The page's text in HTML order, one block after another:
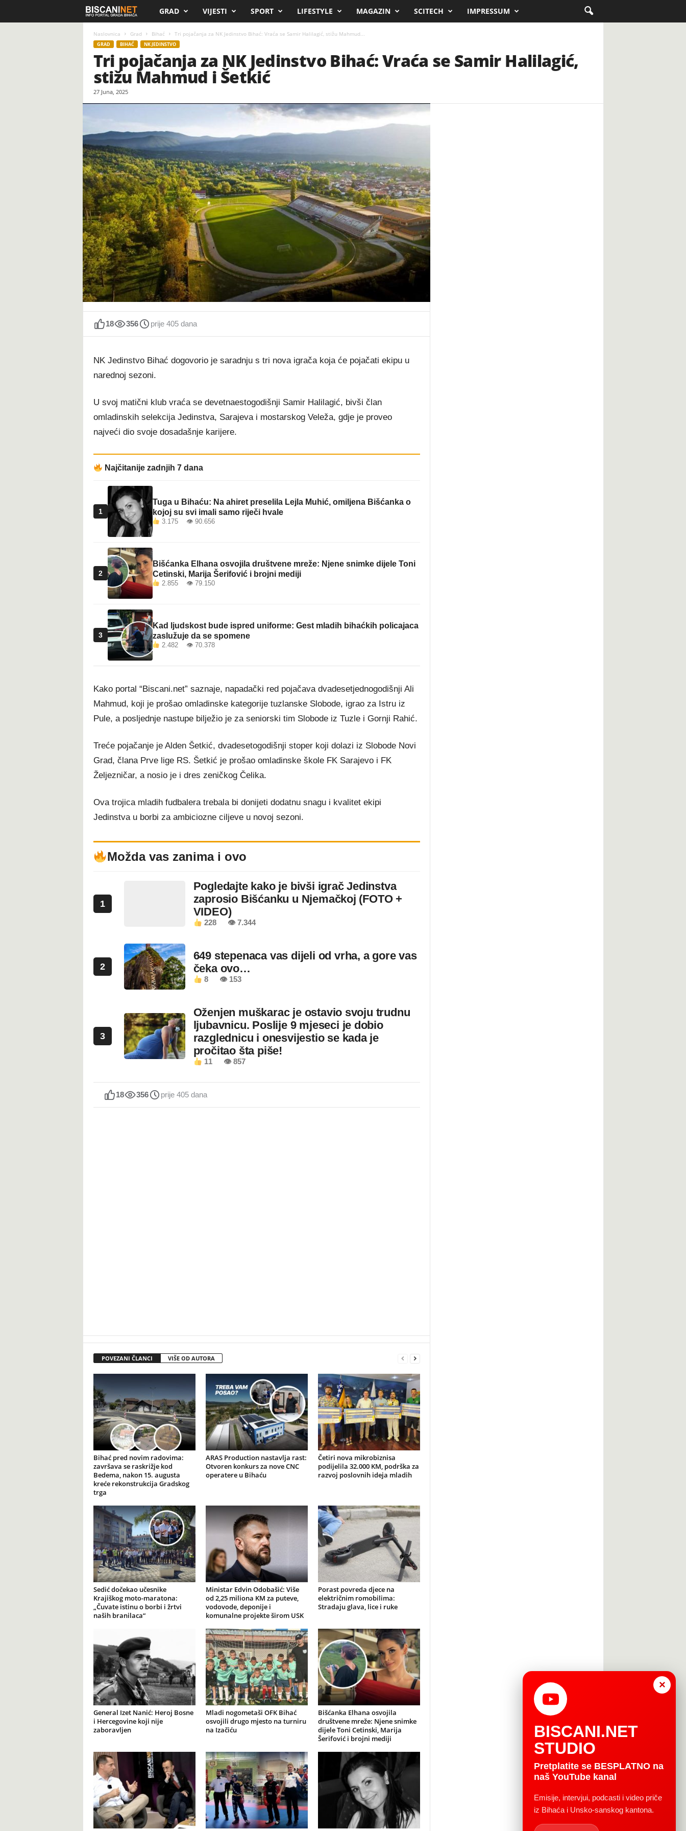
i
s
c
.
n
e
t
GRAD VIJESTI SPORT LIFESTYLE MAGAZIN SCITECH IMPRESSUM
Naslovnica Grad Bihać Tri pojačanja za NK Jedinstvo Bihać: Vraća se Samir Halilagić, stižu Mahmud...
GRAD BIHAĆ NK JEDINSTVO
Tri pojačanja za NK Jedinstvo Bihać: Vraća se Samir Halilagić,
stižu Mahmud i Šetkić
27 Juna, 2025
18 356 prije 405 dana
NK Jedinstvo Bihać dogovorio je saradnju s tri nova igrača koja će pojačati ekipu u
narednoj sezoni.
U svoj matični klub vraća se devetnaestogodišnji Samir Halilagić, bivši član
omladinskih selekcija Jedinstva, Sarajeva i mostarskog Veleža, gdje je proveo
najveći dio svoje dosadašnje karijere.
Najčitanije zadnjih 7 dana
1
Tuga u Bihaću: Na ahiret preselila Lejla Muhić, omiljena Bišćanka o
kojoj su svi imali samo riječi hvale
3.175 👁 90.656
2
Bišćanka Elhana osvojila društvene mreže: Njene snimke dijele Toni
Cetinski, Marija Šerifović i brojni mediji
2.855 👁 79.150
3
Kad ljudskost bude ispred uniforme: Gest mladih bihaćkih policajaca
zaslužuje da se spomene
2.482 👁 70.378
Kako portal “Biscani.net” saznaje, napadački red pojačava dvadesetjednogodišnji Ali
Mahmud, koji je prošao omladinske kategorije tuzlanske Slobode, igrao za Istru iz
Pule, a posljednje nastupe bilježio je za seniorski tim Slobode iz Tuzle i Gornji Rahić.
Treće pojačanje je Alden Šetkić, dvadesetogodišnji stoper koji dolazi iz Slobode Novi
Grad, člana Prve lige RS. Šetkić je prošao omladinske škole FK Sarajevo i FK
Željezničar, a nosio je i dres zeničkog Čelika.
Ova trojica mladih fudbalera trebala bi donijeti dodatnu snagu i kvalitet ekipi
Jedinstva u borbi za ambiciozne ciljeve u novoj sezoni.
Možda vas zanima i ovo
1
Pogledajte kako je bivši igrač Jedinstva
zaprosio Bišćanku u Njemačkoj (FOTO +
VIDEO)
228 👁 7.344
2
649 stepenaca vas dijeli od vrha, a gore vas
čeka ovo…
8 👁 153
3
Oženjen muškarac je ostavio svoju trudnu
ljubavnicu. Poslije 9 mjeseci je dobio
razglednicu i onesvijestio se kada je
pročitao šta piše!
11 👁 857
18 356 prije 405 dana
POVEZANI ČLANCI VIŠE OD AUTORA
Bihać pred novim radovima:
završava se raskrižje kod
Bedema, nakon 15. augusta
kreće rekonstrukcija Gradskog
trga
ARAS Production nastavlja rast:
Otvoren konkurs za nove CNC
operatere u Bihaću
Četiri nova mikrobiznisa
podijelila 32.000 KM, podrška za
razvoj poslovnih ideja mladih
Sedić dočekao učesnike
Krajiškog moto-maratona:
„Čuvate istinu o borbi i žrtvi
naših branilaca“
Ministar Edvin Odobašić: Više
od 2,25 miliona KM za puteve,
vodovode, deponije i
komunalne projekte širom USK
Porast povreda djece na
električnim romobilima:
Stradaju glava, lice i ruke
General Izet Nanić: Heroj Bosne
i Hercegovine koji nije
zaboravljen
Mladi nogometaši OFK Bihać
osvojili drugo mjesto na turniru
na Izačiću
Bišćanka Elhana osvojila
društvene mreže: Njene snimke
dijele Toni Cetinski, Marija
Šerifović i brojni mediji
×
BISCANI.NET
STUDIO
Pretplatite se BESPLATNO na
naš YouTube kanal
Emisije, intervjui, podcasti i video priče
iz Bihaća i Unsko-sanskog kantona.